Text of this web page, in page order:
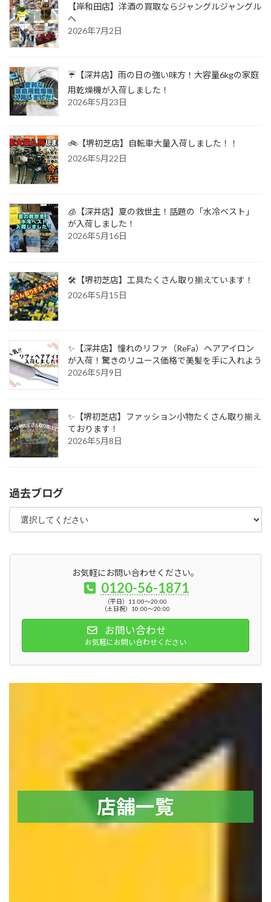
【岸和田店】洋酒の買取ならジャングルジャングル
へ
2026年7月2日
☔【深井店】雨の日の強い味方！大容量6kgの家庭
用乾燥機が入荷しました！
2026年5月23日
🚲【堺初芝店】自転車大量入荷しました！！
2026年5月22日
🧊【深井店】夏の救世主！話題の「水冷ベスト」
が入荷しました！
2026年5月16日
🛠️【堺初芝店】工具たくさん取り揃えています！
2026年5月15日
✨【深井店】憧れのリファ（ReFa）ヘアアイロン
が入荷！驚きのリユース価格で美髪を手に入れよう
2026年5月9日
✨【堺初芝店】ファッション小物たくさん取り揃え
ております！
2026年5月8日
過去ブログ
お気軽にお問い合わせください。
0120-56-1871
（平日）11:00～20:00
（土日祝）10:00～20:00
お問い合わせ
お気軽にお問い合わせください
店舗一覧